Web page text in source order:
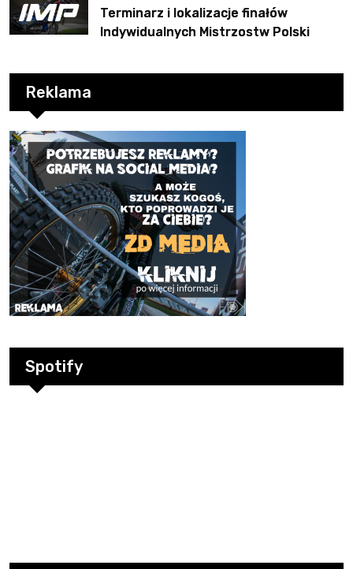
Terminarz i lokalizacje finałów
Indywidualnych Mistrzostw Polski
Reklama
Spotify